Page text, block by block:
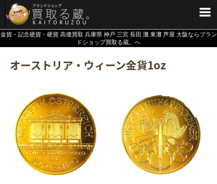
金貨・記念硬貨・硬貨 高価買取 兵庫県 神戸 三宮 長田 灘 東灘 芦屋 大阪ならブラン
ドショップ買取る蔵。へ
オーストリア・ウィーン金貨1oz
表面：パイプオルガン